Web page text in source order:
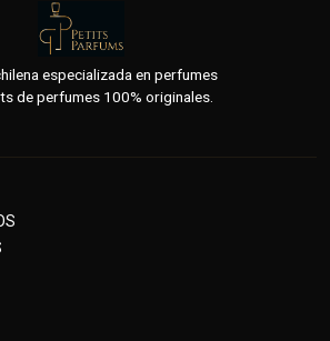
especializada en perfumes
de perfumes 100% originales.